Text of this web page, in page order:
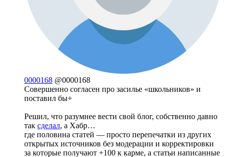
0000168 @0000168
Совершенно согласен про засилье «школьников» и
поставил бы+
Решил, что разумнее вести свой блог, собственно давно
так сделал, а Хабр…
где половина статей — просто перепечатки из других
открытых источников без модерации и корректировки
за которые получают +100 к карме, а статьи написанные